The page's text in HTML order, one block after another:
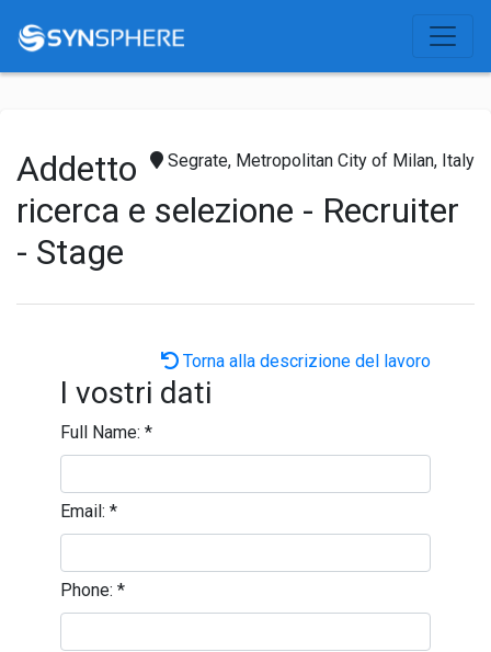
Segrate, Metropolitan City of Milan, Italy
Addetto
ricerca e selezione - Recruiter
- Stage
Torna alla descrizione del lavoro
I vostri dati
Full Name: *
Email: *
Phone: *